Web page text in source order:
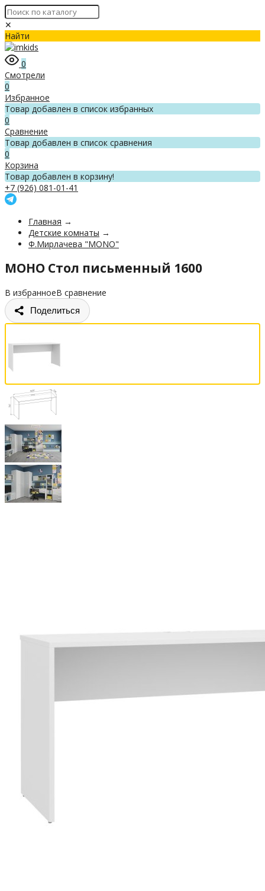
✕
Найти
0
Смотрели
0
Избранное
Товар добавлен в список избранных
0
Сравнение
Товар добавлен в список сравнения
0
Корзина
Товар добавлен в корзину!
+7 (926) 081-01-41
Главная →
Детские комнаты →
Ф.Мирлачева "MONO"
МОНО Стол письменный 1600
В избранноеВ сравнение
Поделиться